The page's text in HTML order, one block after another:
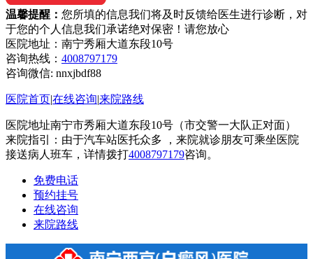
温馨提醒： 您所填的信息我们将及时反馈给医生进行诊断，对
于您的个人信息我们承诺绝对保密！请您放心
医院地址：南宁秀厢大道东段10号
咨询热线： 4008797179
咨询微信: nnxjbdf88
医院首页|在线咨询|来院路线
医院地址南宁市秀厢大道东段10号（市交警一大队正对面）
来院指引：由于汽车站医托众多 ，来院就诊朋友可乘坐医院
接送病人班车，详情拨打4008797179咨询。
免费电话
预约挂号
在线咨询
来院路线